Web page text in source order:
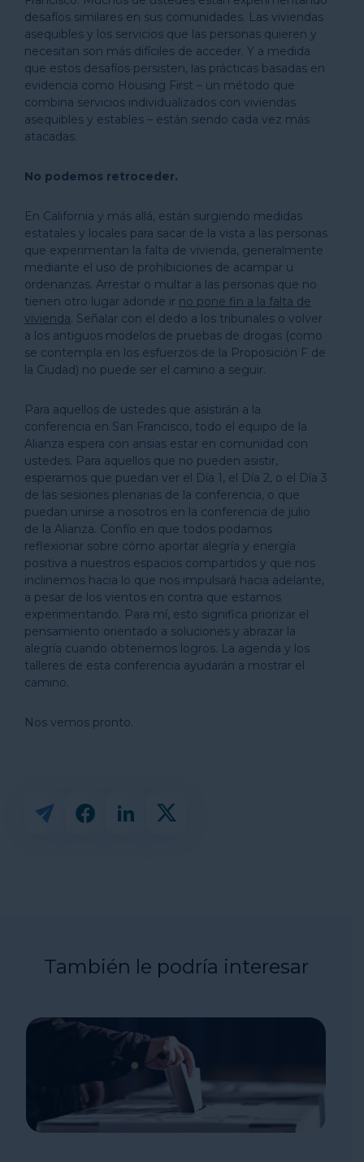
desafíos similares en sus comunidades. Las viviendas
asequibles y los servicios que las personas quieren y
necesitan son más difíciles de acceder. Y a medida
que estos desafíos persisten, las prácticas basadas en
evidencia como Housing First – un método que
combina servicios individualizados con viviendas
asequibles y estables – están siendo cada vez más
atacadas.
No podemos retroceder.
En California y más allá, están surgiendo medidas
estatales y locales para sacar de la vista a las personas
que experimentan la falta de vivienda, generalmente
mediante el uso de prohibiciones de acampar u
ordenanzas. Arrestar o multar a las personas que no
tienen otro lugar adonde ir no pone fin a la falta de
vivienda. Señalar con el dedo a los tribunales o volver
a los antiguos modelos de pruebas de drogas (como
se contempla en los esfuerzos de la Proposición F de
la Ciudad) no puede ser el camino a seguir.
Para aquellos de ustedes que asistirán a la
conferencia en San Francisco, todo el equipo de la
Alianza espera con ansias estar en comunidad con
ustedes. Para aquellos que no pueden asistir,
esperamos que puedan ver el Día 1, el Día 2, o el Día 3
de las sesiones plenarias de la conferencia, o que
puedan unirse a nosotros en la conferencia de julio
de la Alianza. Confío en que todos podamos
reflexionar sobre cómo aportar alegría y energía
positiva a nuestros espacios compartidos y que nos
inclinemos hacia lo que nos impulsará hacia adelante,
a pesar de los vientos en contra que estamos
experimentando. Para mí, esto significa priorizar el
pensamiento orientado a soluciones y abrazar la
alegría cuando obtenemos logros. La agenda y los
talleres de esta conferencia ayudarán a mostrar el
camino.
Nos vemos pronto.
También le podría interesar